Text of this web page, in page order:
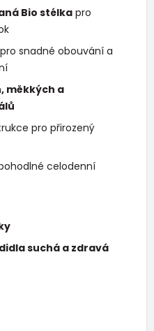
Bio stélka pro
pro snadné obouvání a
měkkých a
pro přirozený
celodenní
suchá a zdravá